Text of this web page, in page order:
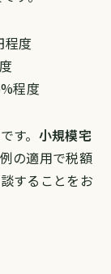
程度
程度
です。 小規模宅
の適用で税額
することをお